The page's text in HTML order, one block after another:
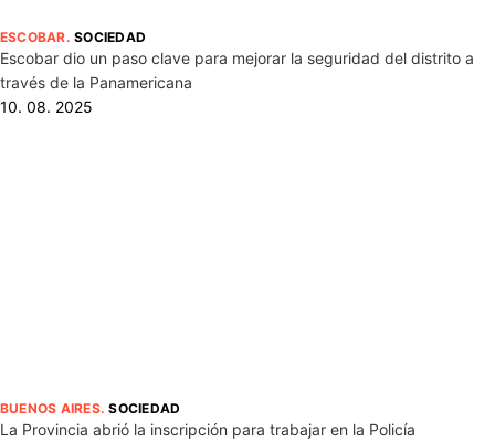
ESCOBAR.SOCIEDAD
Escobar dio un paso clave para mejorar la seguridad del distrito a
través de la Panamericana
10. 08. 2025
BUENOS AIRES.SOCIEDAD
La Provincia abrió la inscripción para trabajar en la Policía